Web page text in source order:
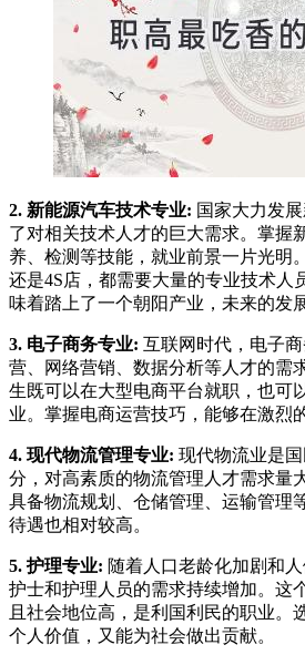
2. 新能源汽车技术专业: 国家大力发
了对相关技术人才的巨大需求。掌握
养、检测等技能，就业前景一片光明
还是4S店，都需要大量的专业技术人
味着踏上了一个朝阳产业，未来的发
3. 电子商务专业: 互联网时代，电子
营、网络营销、数据分析等人才的需
生既可以在大型电商平台就职，也可
业。掌握电商运营技巧，能够在激烈
4. 现代物流管理专业: 现代物流业是
分，对高素质的物流管理人才需求量
具备物流规划、仓储管理、运输管理
待遇也相对较高。
5. 护理专业: 随着人口老龄化加剧和
护士和护理人员的需求持续增加。这
且社会地位高，是利国利民的职业。
个人价值，又能为社会做出贡献。